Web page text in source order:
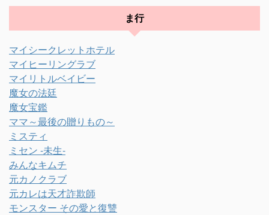
ま行
マイシークレットホテル
マイヒーリングラブ
マイリトルベイビー
魔女の法廷
魔女宝鑑
ママ～最後の贈りもの～
ミスティ
ミセン -未生-
みんなキムチ
元カノクラブ
元カレは天才詐欺師
モンスター その愛と復讐